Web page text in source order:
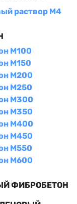
раствор М4
М100
М150
М200
М250
М300
М350
М400
М450
М550
М600
ФИБРОБЕТОН